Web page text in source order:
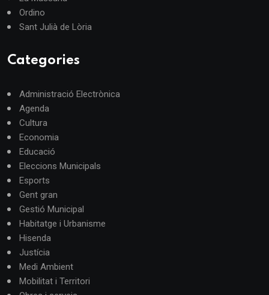
Ordino
Sant Julià de Lòria
Categories
Administració Electrònica
Agenda
Cultura
Economia
Educació
Eleccions Municipals
Esports
Gent gran
Gestió Municipal
Habitatge i Urbanisme
Hisenda
Justícia
Medi Ambient
Mobilitat i Territori